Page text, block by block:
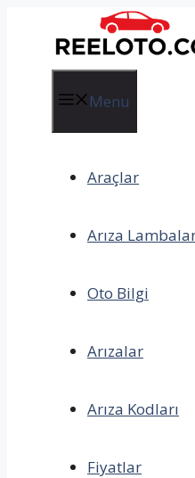
Menu
Araçlar
Arıza
Oto Bilgi
Arızalar
Arıza Kodları
Fiyatlar